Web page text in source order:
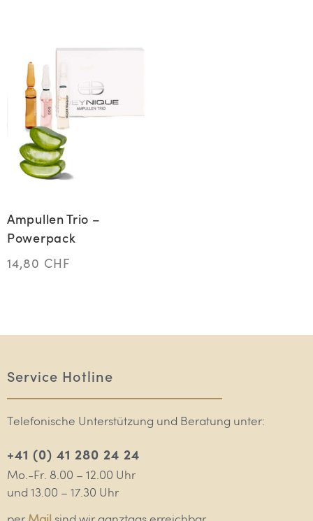
Ampullen Trio –
Powerpack
14,80 CHF
Service Hotline
Telefonische Unterstützung und Beratung unter:
+41 (0) 41 280 24 24
Mo.-Fr. 8.00 – 12.00 Uhr
und 13.00 – 17.30 Uhr